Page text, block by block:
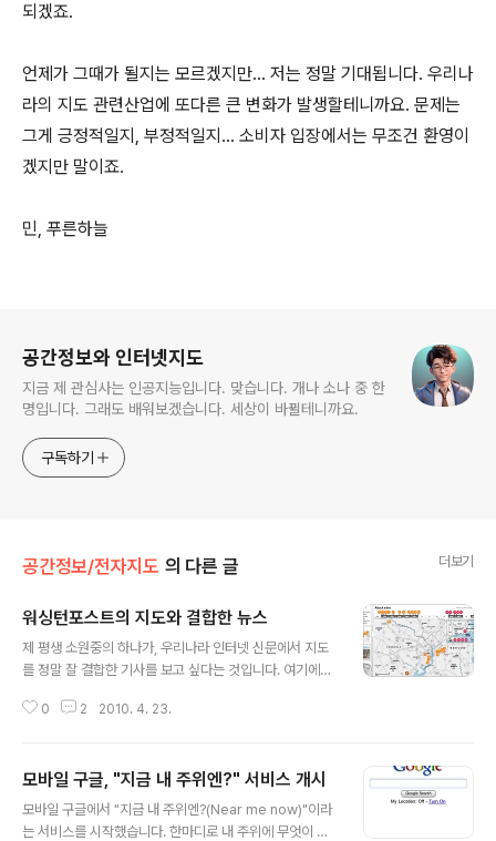
되겠죠.
언제가 그때가 될지는 모르겠지만... 저는 정말 기대됩니다. 우리나
라의 지도 관련산업에 또다른 큰 변화가 발생할테니까요. 문제는
그게 긍정적일지, 부정적일지... 소비자 입장에서는 무조건 환영이
겠지만 말이죠.
민, 푸른하늘
공간정보와 인터넷지도
지금 제 관심사는 인공지능입니다. 맞습니다. 개나 소나 중 한
명입니다. 그래도 배워보겠습니다. 세상이 바뀔테니까요.
구독하기
공간정보/전자지도 의 다른 글 더보기
워싱턴포스트의 지도와 결합한 뉴스
제 평생 소원중의 하나가, 우리나라 인터넷 신문에서 지도
를 정말 잘 결합한 기사를 보고 싶다는 것입니다. 여기에서
도가 아닌, 대화식으로 정보를 확인할 수 있는 지도를 말합
a)워싱턴포스트(Washington Post) 지에서 나온 "Rapi
st's trail spans four states, 13 years"라는 기사입니
다. 13년간 4개주에 걸친 강간범의 행적을 다룬 기사입니
0 2 2010. 4. 23.
모바일 구글, "지금 내 주위엔?" 서비스 개시
모바일 구글에서 "지금 내 주위엔?(Near me now)"이라
는 서비스를 시작했습니다. 한마디로 내 주위에 무엇이 있